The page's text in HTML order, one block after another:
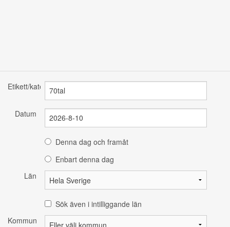
Etikett/kategori
Datum
Denna dag och framåt
Enbart denna dag
Län
Sök även i intilliggande län
Kommun